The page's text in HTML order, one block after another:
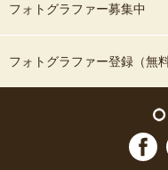
フォトグラファー募集中
フォトグラファー登録（無料